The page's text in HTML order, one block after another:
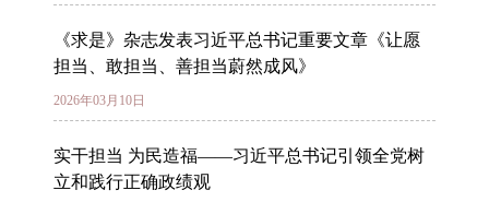
《求是》杂志发表习近平总书记重要文章《让愿
担当、敢担当、善担当蔚然成风》
2026年03月10日
实干担当 为民造福——习近平总书记引领全党树
立和践行正确政绩观